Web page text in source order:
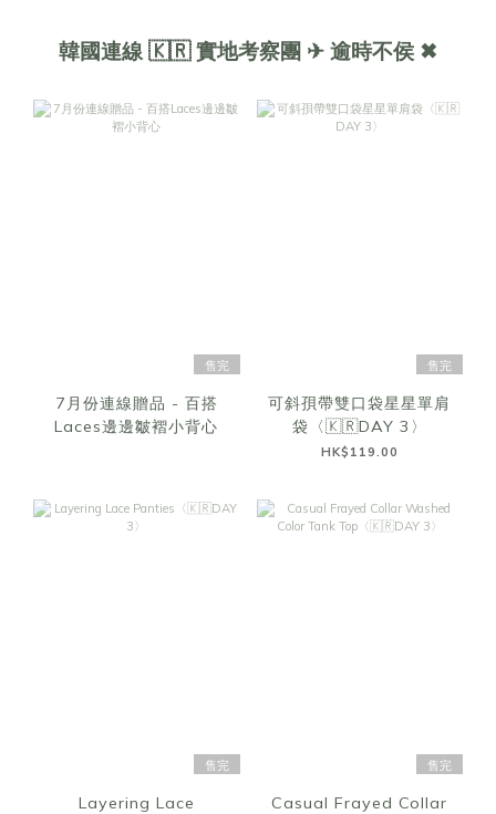
韓國連線 🇰🇷 實地考察團 ✈ 逾時不侯 ✖︎
售完
7月份連線贈品 - 百搭
Laces邊邊皺褶小背心
售完
可斜孭帶雙口袋星星單肩
袋〈🇰🇷DAY 3〉
HK$119.00
售完
Layering Lace
售完
Casual Frayed Collar